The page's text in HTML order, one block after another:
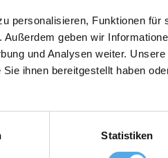
personalisieren, Funktionen für
geben wir
und Analysen weiter.
ihnen bereitgestellt haben
Statistiken